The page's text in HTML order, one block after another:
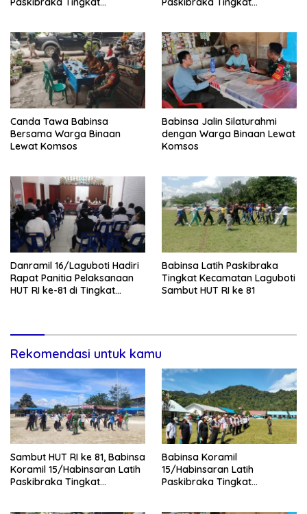
Canda Tawa Babinsa
Bersama Warga Binaan
Lewat Komsos
Babinsa Jalin Silaturahmi
dengan Warga Binaan Lewat
Komsos
Danramil 16/Laguboti Hadiri
Rapat Panitia Pelaksanaan
HUT RI ke-81 di Tingkat
Babinsa Latih Paskibraka
Tingkat Kecamatan Laguboti
Sambut HUT RI ke 81
Rekomendasi untuk kamu
Sambut HUT RI ke 81, Babinsa
Koramil 15/Habinsaran Latih
Paskibraka Tingkat
Babinsa Koramil
15/Habinsaran Latih
Paskibraka Tingkat